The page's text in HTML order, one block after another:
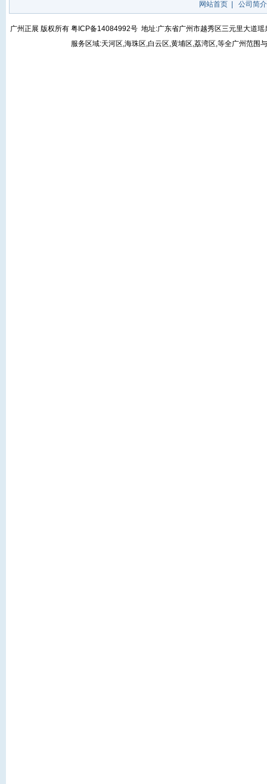
网站首页 公司简介
广州正展 版权所有 粤ICP备14084992号 地址:广东省广州市越秀区三元里大道
服务区域:天河区,海珠区,白云区,黄埔区,荔湾区,等全广州范围与